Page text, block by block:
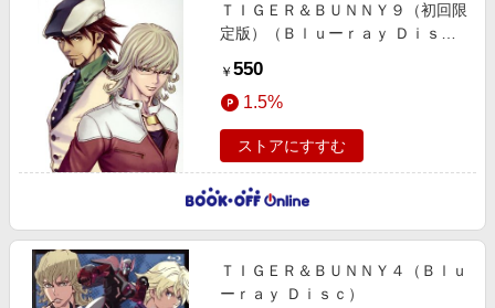
ＴＩＧＥＲ＆ＢＵＮＮＹ９（初回限
定版）（Ｂｌｕーｒａｙ Ｄｉｓ
￥ 550
1.5%
ストアにすすむ
ＴＩＧＥＲ＆ＢＵＮＮＹ４（Ｂｌｕ
ーｒａｙ Ｄｉｓｃ）